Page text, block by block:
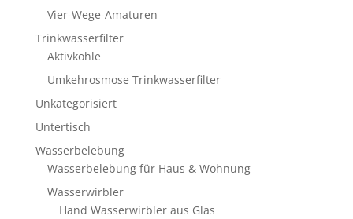
Vier-Wege-Amaturen
Trinkwasserfilter
Aktivkohle
Umkehrosmose Trinkwasserfilter
Unkategorisiert
Untertisch
Wasserbelebung
Wasserbelebung für Haus & Wohnung
Wasserwirbler
Hand Wasserwirbler aus Glas